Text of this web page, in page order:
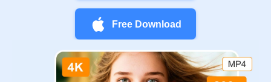
Free Download